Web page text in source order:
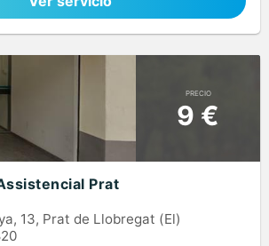
PRECIO
9 €
Prat
13, Prat de Llobregat (El)